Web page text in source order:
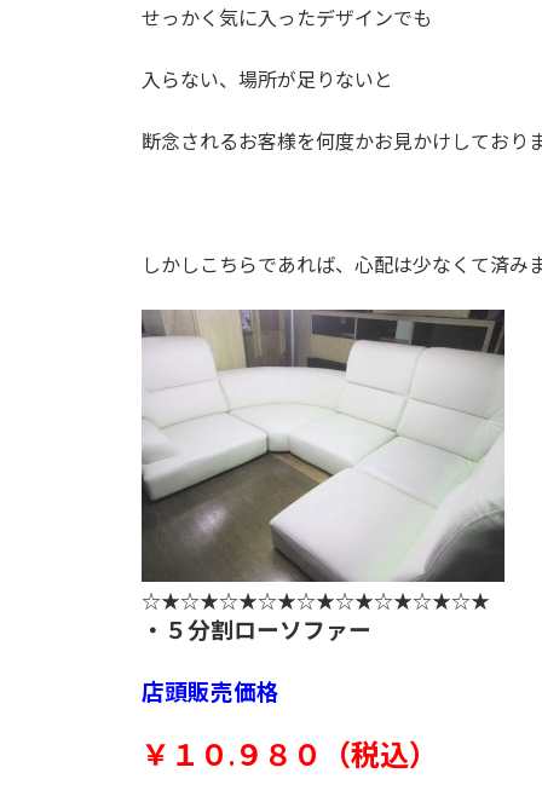
せっかく気に入ったデザインでも
入らない、場所が足りないと
断念されるお客様を何度かお見かけしておりま
しかしこちらであれば、心配は少なくて済み
☆★☆★☆★☆★☆★☆★☆★☆★☆★
・５分割ローソファー
店頭販売価格
￥１０.９８０（税込）